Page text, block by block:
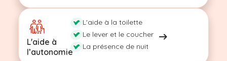
L'aide à
l’autonomie
L'aide à la toilette
Le lever et le coucher
La présence de nuit